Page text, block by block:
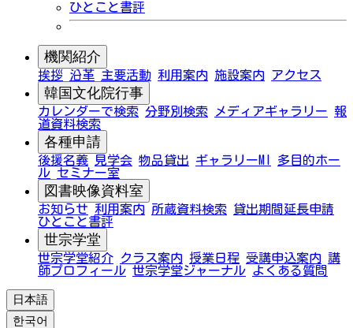
ひとこと書評
機関紹介
挨拶 沿革 主要活動 利用案内 施設案内 アクセス
韓国文化院行事
カレンダーで検索 分野別検索 メディアギャラリー 報
道資料検索
各種申請
後援名義 見学会 物品貸出 ギャラリーMI
多目的ホー
ル セミナー室
図書映像資料室
お知らせ 利用案内 所蔵資料検索
貸出期間延長申請
ひとこと書評
世宗学堂
世宗学堂紹介 クラス案内 授業日程 受講申込案内 講
師プロフィール 世宗学堂ジャーナル よくある質問
日本語
한국어